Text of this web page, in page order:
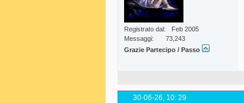
Registrato dal
Feb 2005
Messaggi
73,243
Grazie Partecipo / Passo
30-06-26, 10: 29